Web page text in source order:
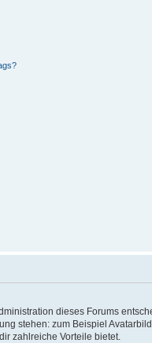
dieses Forums
stehen: zum Beispiel
zahlreiche Vorteile bietet.